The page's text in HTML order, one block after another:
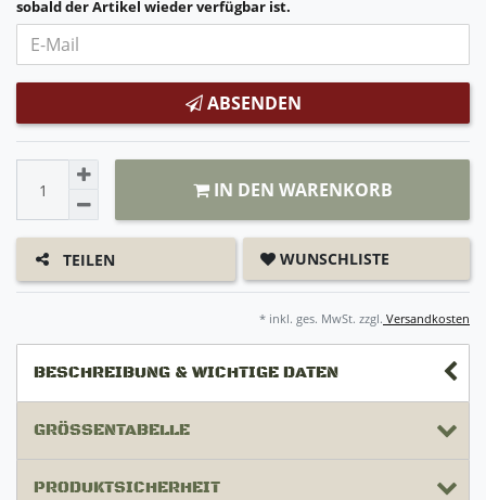
sobald der Artikel wieder verfügbar ist.
ABSENDEN
IN DEN WARENKORB
TEILEN WUNSCHLISTE
* inkl. ges. MwSt. zzgl. Versandkosten
BESCHREIBUNG & WICHTIGE DATEN
GRÖSSENTABELLE
PRODUKTSICHERHEIT